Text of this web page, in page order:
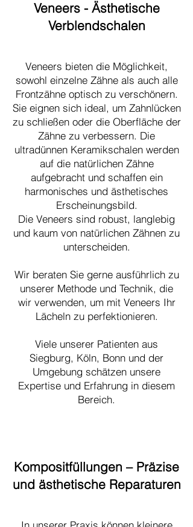
Veneers - Ästhetische
Verblendschalen
Veneers bieten die Möglichkeit,
sowohl einzelne Zähne als auch alle
Frontzähne optisch zu verschönern.
Sie eignen sich ideal, um Zahnlücken
zu schließen oder die Oberfläche der
Zähne zu verbessern. Die
ultradünnen Keramikschalen werden
auf die natürlichen Zähne
aufgebracht und schaffen ein
harmonisches und ästhetisches
Erscheinungsbild.
Die Veneers sind robust, langlebig
und kaum von natürlichen Zähnen zu
unterscheiden.
Wir beraten Sie gerne ausführlich zu
unserer Methode und Technik, die
wir verwenden, um mit Veneers Ihr
Lächeln zu perfektionieren.
Viele unserer Patienten aus
Siegburg, Köln, Bonn und der
Umgebung schätzen unsere
Expertise und Erfahrung in diesem
Bereich.
Kompositfüllungen – Präzise
und ästhetische Reparaturen